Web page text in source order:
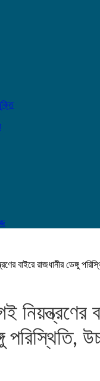
বাইরে রাজধানীর ডেঙ্গু
নিয়ন্ত্রণের
পরিস্থিতি,